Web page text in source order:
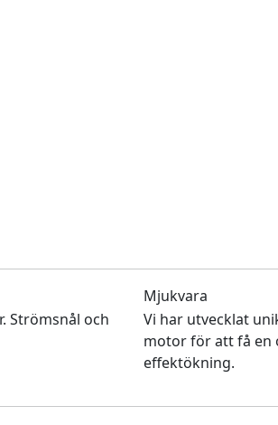
Strömsnål och
Mjukvara
Vi har utvecklat
motor för att få en
effektökning.